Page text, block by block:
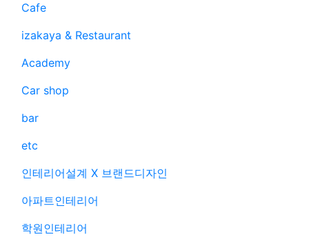
Cafe
izakaya & Restaurant
Academy
Car shop
bar
etc
인테리어설계 X 브랜드디자인
아파트인테리어
학원인테리어